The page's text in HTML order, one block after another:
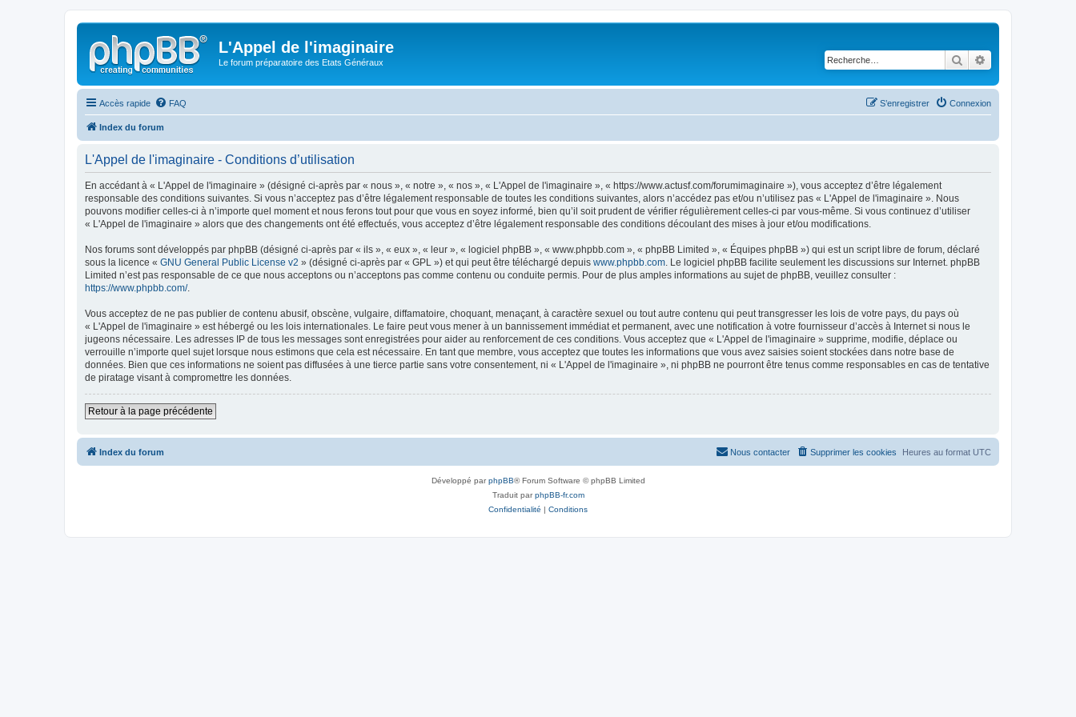
L'Appel de l'imaginaire
Le forum préparatoire des Etats Généraux Rechercher
Accès rapide FAQ Connexion
S’enregistrer
Index du forum
L'Appel de l'imaginaire - Conditions d’utilisation
En accédant à « L'Appel de l'imaginaire » (désigné ci-après par « nous », « notre », « nos », « L'Appel de l'imaginaire », « https://www.actusf.com/forumimaginaire »), vous acceptez d’être légalement
responsable des conditions suivantes. Si vous n’acceptez pas d’être légalement responsable de toutes les conditions suivantes, alors n’accédez pas et/ou n’utilisez pas « L'Appel de l'imaginaire ». Nous
pouvons modifier celles-ci à n’importe quel moment et nous ferons tout pour que vous en soyez informé, bien qu’il soit prudent de vérifier régulièrement celles-ci par vous-même. Si vous continuez d’utiliser
« L'Appel de l'imaginaire » alors que des changements ont été effectués, vous acceptez d’être légalement responsable des conditions découlant des mises à jour et/ou modifications.
Nos forums sont développés par phpBB (désigné ci-après par « ils », « eux », « leur », « logiciel phpBB », « www.phpbb.com », « phpBB Limited », « Équipes phpBB ») qui est un script libre de forum, déclaré
sous la licence « GNU General Public License v2 » (désigné ci-après par « GPL ») et qui peut être téléchargé depuis www.phpbb.com . Le logiciel phpBB facilite seulement les discussions sur Internet. phpBB
Limited n’est pas responsable de ce que nous acceptons ou n’acceptons pas comme contenu ou conduite permis. Pour de plus amples informations au sujet de phpBB, veuillez consulter :
https://www.phpbb.com/.
Vous acceptez de ne pas publier de contenu abusif, obscène, vulgaire, diffamatoire, choquant, menaçant, à caractère sexuel ou tout autre contenu qui peut transgresser les lois de votre pays, du pays où
« L'Appel de l'imaginaire » est hébergé ou les lois internationales. Le faire peut vous mener à un bannissement immédiat et permanent, avec une notification à votre fournisseur d’accès à Internet si nous le
jugeons nécessaire. Les adresses IP de tous les messages sont enregistrées pour aider au renforcement de ces conditions. Vous acceptez que « L'Appel de l'imaginaire » supprime, modifie, déplace ou
verrouille n’importe quel sujet lorsque nous estimons que cela est nécessaire. En tant que membre, vous acceptez que toutes les informations que vous avez saisies soient stockées dans notre base de
données. Bien que ces informations ne soient pas diffusées à une tierce partie sans votre consentement, ni « L'Appel de l'imaginaire », ni phpBB ne pourront être tenus comme responsables en cas de tentative
de piratage visant à compromettre les données.
Retour à la page précédente
Index du forum Heures au format UTC
Supprimer les cookies
Nous contacter
Développé parphpBB® Forum Software © phpBB Limited
Traduit parphpBB-fr.com
Confidentialité | Conditions